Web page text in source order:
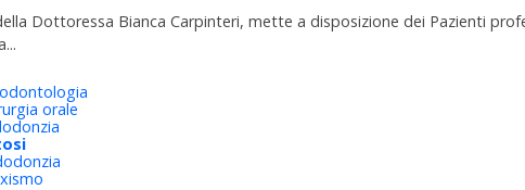
Dottoressa Bianca Carpinteri, mette a disposizione dei Pazienti
orale